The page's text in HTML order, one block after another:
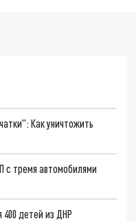
Как уничтожить
с тремя автомобилями
400 детей из ДНР